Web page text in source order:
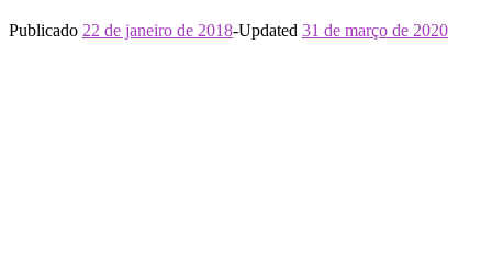
Publicado 22 de janeiro de 2018-Updated 31 de março de 2020